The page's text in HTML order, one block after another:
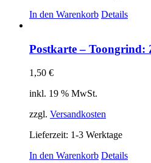
In den Warenkorb Details
Postkarte – Toongrind:
1,50 €
inkl. 19 % MwSt.
zzgl. Versandkosten
Lieferzeit: 1-3 Werktage
In den Warenkorb Details